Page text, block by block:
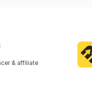
& affiliate